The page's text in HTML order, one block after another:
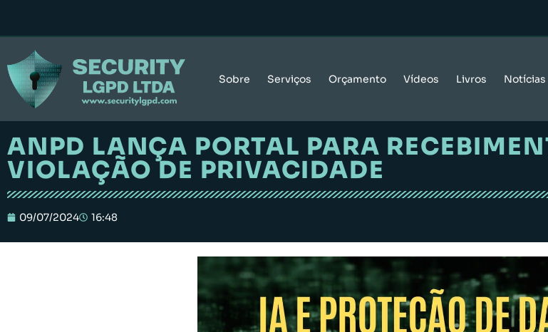
Sobre Serviços Orçamento Vídeos Livros Notícias
ANPD LANÇA PORTAL PARA
VIOLAÇÃO DE PRIVACIDADE
09/07/2024 16:48